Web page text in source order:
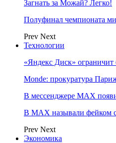
Загнать за Можай? Легко!
Полуфинал чемпионата
Prev Next
Технологии
«Яндекс Диск»
Monde: прокуратура
В мессенджере MAX
В МAX называли фейком
Prev Next
Экономика